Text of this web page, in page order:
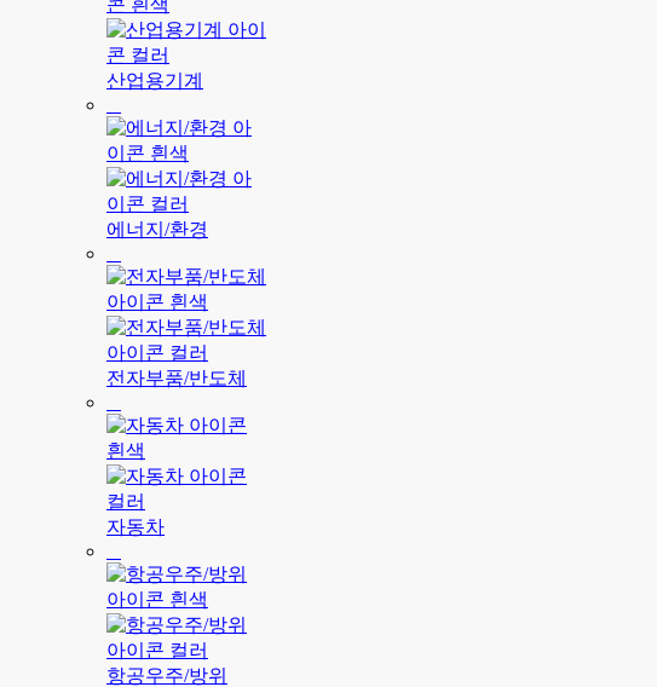
산업용기계
에너지/환경
전자부품/반도체
자동차
항공우주/방위